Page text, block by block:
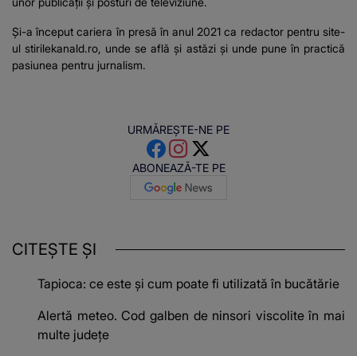
Și-a început cariera în presă în anul 2021 ca redactor pentru site-
ul stirilekanald.ro, unde se află și astăzi și unde pune în practică
pasiunea pentru jurnalism.
URMĂREȘTE-NE PE
ABONEAZĂ-TE PE
CITEȘTE ȘI
Tapioca: ce este și cum poate fi utilizată în bucătărie
Alertă meteo. Cod galben de ninsori viscolite în mai
multe județe